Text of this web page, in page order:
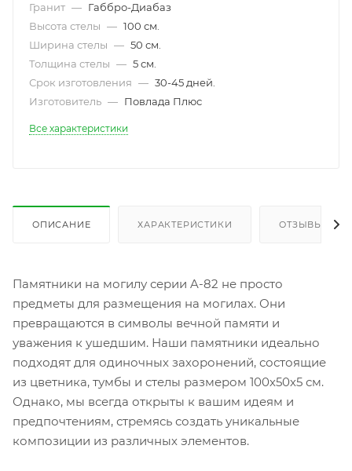
Гранит — Габбро-Диабаз
Высота стелы — 100 см.
Ширина стелы — 50 см.
Толщина стелы — 5 см.
Срок изготовления — 30-45 дней.
Изготовитель — Повлада Плюс
Все характеристики
ОПИСАНИЕ ХАРАКТЕРИСТИКИ ОТЗЫВЫ
Памятники на могилу серии A-82 не просто
предметы для размещения на могилах. Они
превращаются в символы вечной памяти и
уважения к ушедшим. Наши памятники идеально
подходят для одиночных захоронений, состоящие
из цветника, тумбы и стелы размером 100х50х5 см.
Однако, мы всегда открыты к вашим идеям и
предпочтениям, стремясь создать уникальные
композиции из различных элементов.